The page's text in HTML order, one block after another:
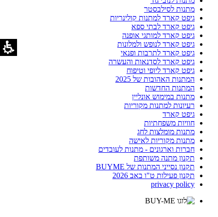
מתנות לסילבסטר
גיפט קארד למתנות קולינריות
גיפט קארד לבתי ספא
גיפט קארד למותגי אופנה
גיפט קארד לנופש ולמלונות
גיפט קארד לתרבות ופנאי
גיפט קארד לסדנאות והעשרה
גיפט קארד ליופי וטיפוח
המתנות האהובות של 2025
המתנות החדשות
מתנות במימוש אונליין
רעיונות למתנות מקוריות
גיפט קארד
חוויות משפחתיות
מתנות מומלצות לחג
מתנות מקוריות לאישה
חברות וארגונים - מתנות לעובדים
תקנון מתנה משותפת
תקנון נסייני המתנות של BUYME
תקנון פעילות ט"ו באב 2026
privacy policy